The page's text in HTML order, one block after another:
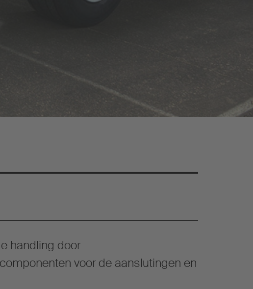
handling door
voor de aanslutingen en